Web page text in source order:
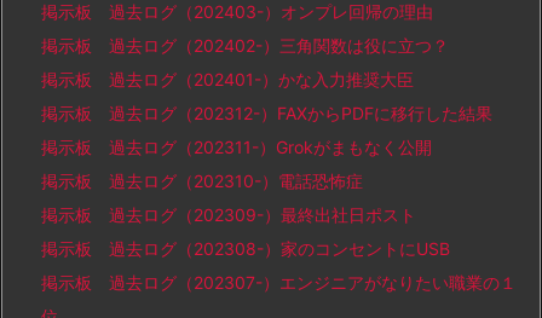
掲示板 過去ログ（202403-）オンプレ回帰の理由
掲示板 過去ログ（202402-）三角関数は役に立つ？
掲示板 過去ログ（202401-）かな入力推奨大臣
掲示板 過去ログ（202312-）FAXからPDFに移行した結果
掲示板 過去ログ（202311-）Grokがまもなく公開
掲示板 過去ログ（202310-）電話恐怖症
掲示板 過去ログ（202309-）最終出社日ポスト
掲示板 過去ログ（202308-）家のコンセントにUSB
掲示板 過去ログ（202307-）エンジニアがなりたい職業の１